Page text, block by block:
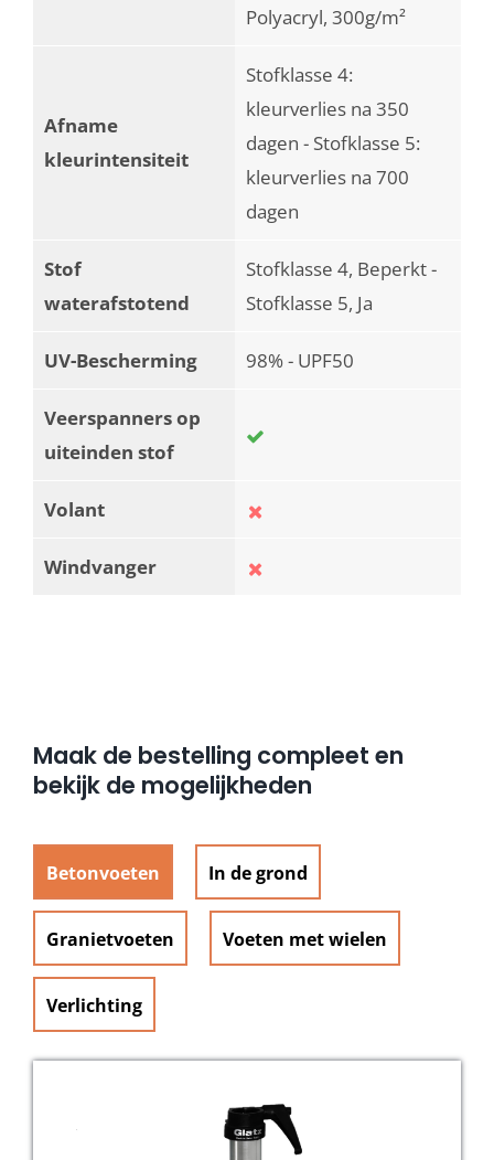
Polyacryl, 300g/m²
Afname
kleurintensiteit
Stofklasse 4:
kleurverlies na 350
dagen - Stofklasse 5:
kleurverlies na 700
dagen
Stof
waterafstotend
Stofklasse 4, Beperkt -
Stofklasse 5, Ja
UV-Bescherming 98% - UPF50
Veerspanners op
uiteinden stof
Volant
Windvanger
Maak de bestelling compleet en
bekijk de mogelijkheden
Betonvoeten In de grond
Granietvoeten Voeten met wielen
Verlichting